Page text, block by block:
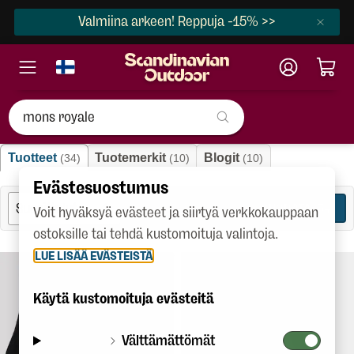
Valmiina arkeen! Reppuja -15% >>
"mons royale"
Tuotteet (34) Tuotemerkit (10) Blogit (10)
SUODATA
Evästesuostumus
Voit hyväksyä evästeet ja siirtyä verkkokauppaan
ostoksille tai tehdä kustomoituja valintoja.
LUE LISÄÄ EVÄSTEISTÄ
Käytä kustomoituja evästeitä
Välttämättömät